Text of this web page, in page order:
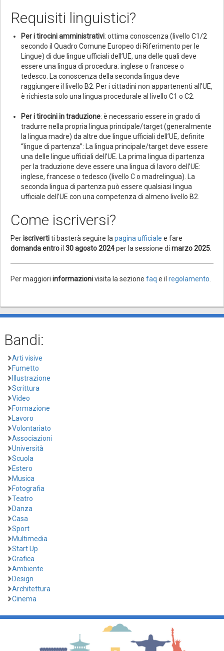
Requisiti linguistici?
Per i tirocini amministrativi: ottima conoscenza (livello C1/2
secondo il Quadro Comune Europeo di Riferimento per le
Lingue) di due lingue ufficiali dell’UE, una delle quali deve
essere una lingua di procedura: inglese o francese o
tedesco. La conoscenza della seconda lingua deve
raggiungere il livello B2. Per i cittadini non appartenenti all’UE,
è richiesta solo una lingua procedurale al livello C1 o C2.
Per i tirocini in traduzione: è necessario essere in grado di
tradurre nella propria lingua principale/target (generalmente
la lingua madre) da altre due lingue ufficiali dell’UE, definite
“lingue di partenza”: La lingua principale/target deve essere
una delle lingue ufficiali dell’UE. La prima lingua di partenza
per la traduzione deve essere una lingua di lavoro dell’UE:
inglese, francese o tedesco (livello C o madrelingua). La
seconda lingua di partenza può essere qualsiasi lingua
ufficiale dell’UE con una competenza di almeno livello B2.
Come iscriversi?
Periscrivertiti basterà seguire la pagina ufficiale e fare
domandaentroil 30 agosto 2024per la sessione di marzo 2025
Per maggiori informazionivisita la sezione faq e il regolamento
Bandi:
Arti visive
Fumetto
Illustrazione
Scrittura
Video
Formazione
Lavoro
Volontariato
Associazioni
Università
Scuola
Estero
Musica
Fotografia
Teatro
Danza
Casa
Sport
Multimedia
Start Up
Grafica
Ambiente
Design
Architettura
Cinema